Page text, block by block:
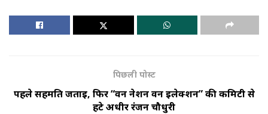
पिछली पोस्ट
पहले सहमति जताई, फिर “वन नेशन वन इलेक्शन” की कमिटी से
हटे अधीर रंजन चौधुरी